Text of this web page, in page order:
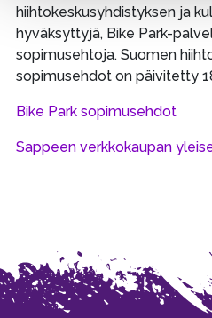
hiihtokeskusyhdistyksen ja
hyväksyttyjä, Bike Park-
sopimusehtoja. Suomen
sopimusehdot on päivitetty
Bike Park sopimusehdot
Sappeen verkkokaupan